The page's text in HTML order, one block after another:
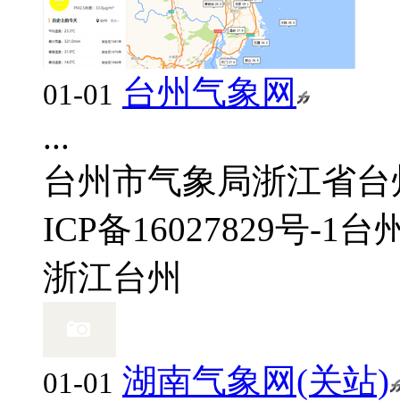
01-01 台州气象网
...
台州市气象局浙江省
ICP备16027829号-1台
浙江台州
01-01 湖南气象网(关站)